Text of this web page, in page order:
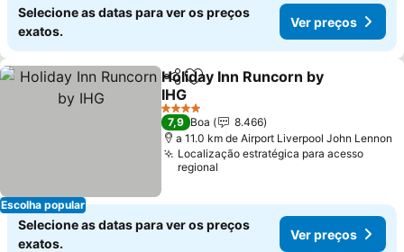
Selecione as datas para ver os preços
exatos.
Ver preços
Escolha popular
PartilharAdicionar aos favoritos
Holiday Inn Runcorn by
IHG
4 Estrelas
7,9 Boa
8.466
a 11.0 km de Airport Liverpool John Lennon
Localização estratégica para acesso
regional
Selecione as datas para ver os preços
exatos.
Ver preços